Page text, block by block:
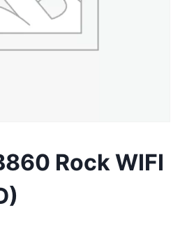
Rock WIFI